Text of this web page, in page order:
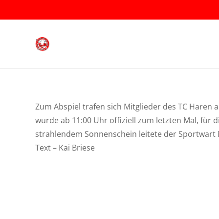
Zum Abspiel trafen sich Mitglieder des TC Haren
wurde ab 11:00 Uhr offiziell zum letzten Mal, für
strahlendem Sonnenschein leitete der
Text – Kai Briese